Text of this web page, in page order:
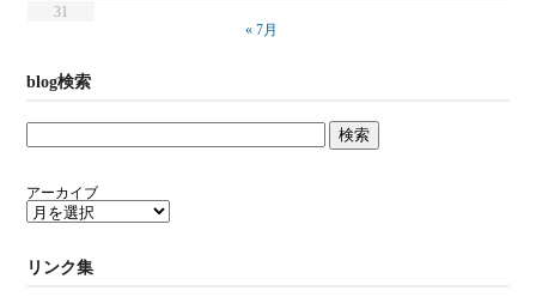
31
« 7月
blog検索
アーカイブ
リンク集